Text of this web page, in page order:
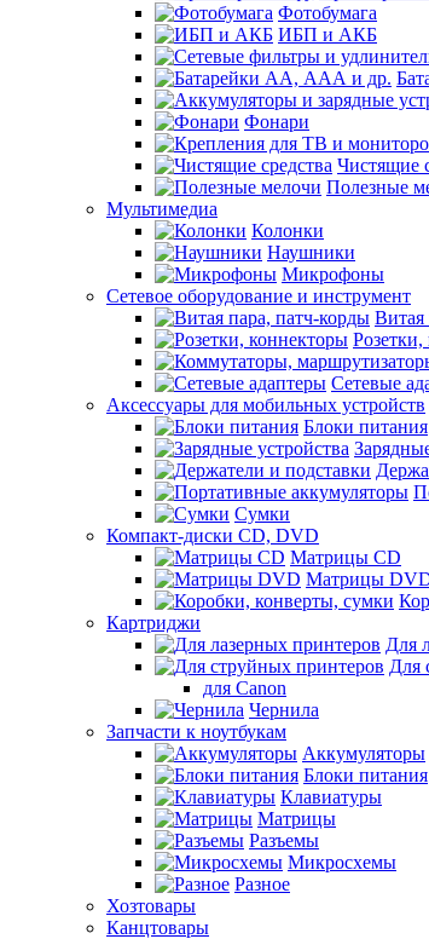
Фотобумага
ИБП и АКБ
Фонари
Чистящие
Полезные
Мультимедиа
Колонки
Наушники
Микрофоны
Сетевое оборудование и инструмент
Витая
Сетевые
Аксессуары для мобильных устройств
Блоки питания
Сумки
Компакт-диски CD, DVD
Матрицы CD
Матрицы
Картриджи
Для
Для
для Canon
Чернила
Запчасти к ноутбукам
Аккумуляторы
Блоки питания
Клавиатуры
Матрицы
Разъемы
Микросхемы
Разное
Хозтовары
Канцтовары